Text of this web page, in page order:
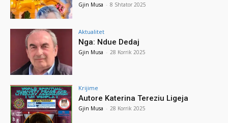
Gjin Musa - 8 Shtator 2025
Aktualitet
Nga: Ndue Dedaj
Gjin Musa - 28 Korrik 2025
Krijime
Autore Katerina Tereziu Ligeja
Gjin Musa - 28 Korrik 2025